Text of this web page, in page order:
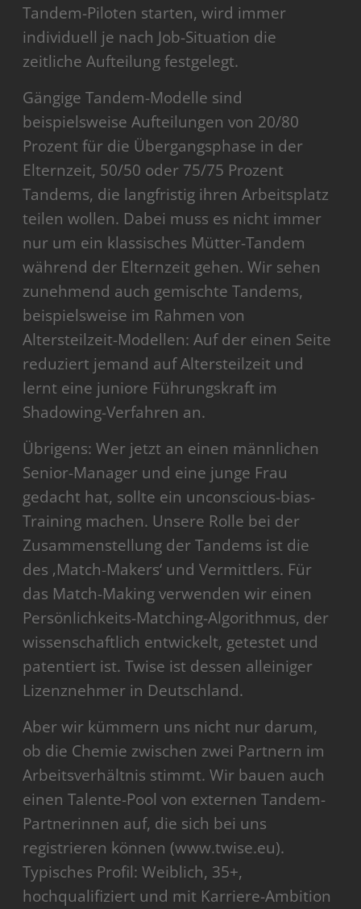
Tandem-Piloten starten, wird immer
individuell je nach Job-Situation die
zeitliche Aufteilung festgelegt.
Gängige Tandem-Modelle sind
beispielsweise Aufteilungen von 20/80
Prozent für die Übergangsphase in der
Elternzeit, 50/50 oder 75/75 Prozent
Tandems, die langfristig ihren Arbeitsplatz
teilen wollen. Dabei muss es nicht immer
nur um ein klassisches Mütter-Tandem
während der Elternzeit gehen. Wir sehen
zunehmend auch gemischte Tandems,
beispielsweise im Rahmen von
Altersteilzeit-Modellen: Auf der einen Seite
reduziert jemand auf Altersteilzeit und
lernt eine juniore Führungskraft im
Shadowing-Verfahren an.
Übrigens: Wer jetzt an einen männlichen
Senior-Manager und eine junge Frau
gedacht hat, sollte ein unconscious-bias-
Training machen. Unsere Rolle bei der
Zusammenstellung der Tandems ist die
des ‚Match-Makers‘ und Vermittlers. Für
das Match-Making verwenden wir einen
Persönlichkeits-Matching-Algorithmus, der
wissenschaftlich entwickelt, getestet und
patentiert ist. Twise ist dessen alleiniger
Lizenznehmer in Deutschland.
Aber wir kümmern uns nicht nur darum,
ob die Chemie zwischen zwei Partnern im
Arbeitsverhältnis stimmt. Wir bauen auch
einen Talente-Pool von externen Tandem-
Partnerinnen auf, die sich bei uns
registrieren können (www.twise.eu).
Typisches Profil: Weiblich, 35+,
hochqualifiziert und mit Karriere-Ambition